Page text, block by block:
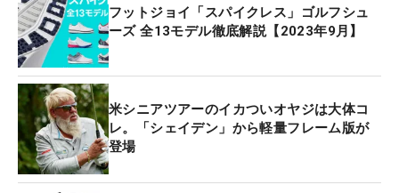
フットジョイ「スパイクレス」ゴルフシュ
ーズ 全13モデル徹底解説【2023年9月】
米シニアツアーのイカついオヤジは大体コ
レ。「シェイデン」から軽量フレーム版が
登場